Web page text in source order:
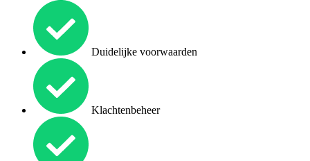
Duidelijke voorwaarden
Klachtenbeheer